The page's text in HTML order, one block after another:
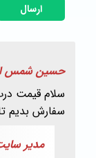
ارسال
حسین شمس
سلام قیمت
سفارش بدیم
مدیر